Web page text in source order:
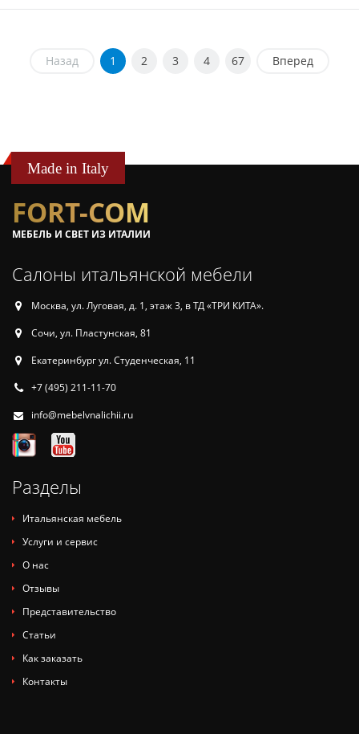
Назад 1 2 3 4 67 Вперед
Made in Italy
FORT-COM
МЕБЕЛЬ И СВЕТ ИЗ ИТАЛИИ
Салоны итальянской мебели
Москва, ул. Луговая, д. 1, этаж 3, в ТД «ТРИ КИТА».
Сочи, ул. Пластунская, 81
Екатеринбург ул. Студенческая, 11
+7 (495) 211-11-70
info@mebelvnalichii.ru
Разделы
Итальянская мебель
Услуги и сервис
О нас
Отзывы
Представительство
Статьи
Как заказать
Контакты